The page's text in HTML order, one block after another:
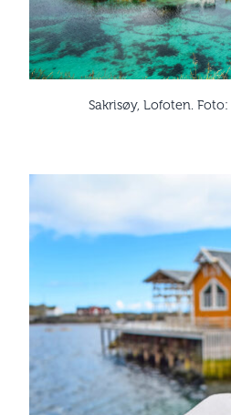
Sakrisøy, Lofoten.